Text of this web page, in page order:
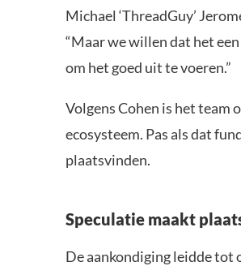
Michael ‘ThreadGuy’
“Maar we willen dat het
om het goed uit te voeren.”
Volgens Cohen is het team
ecosysteem. Pas als dat
plaatsvinden.
Speculatie maakt
De aankondiging leidde tot